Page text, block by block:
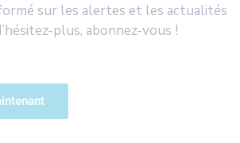
sur les alertes et les actualités
plus, abonnez-vous !